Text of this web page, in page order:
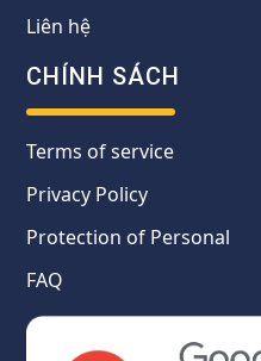
Liên hệ
CHÍNH SÁCH
Terms of service
Privacy Policy
Protection of Personal
FAQ